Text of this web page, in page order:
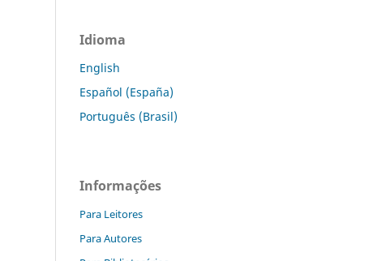
Idioma
English
Español (España)
Português (Brasil)
Informações
Para Leitores
Para Autores